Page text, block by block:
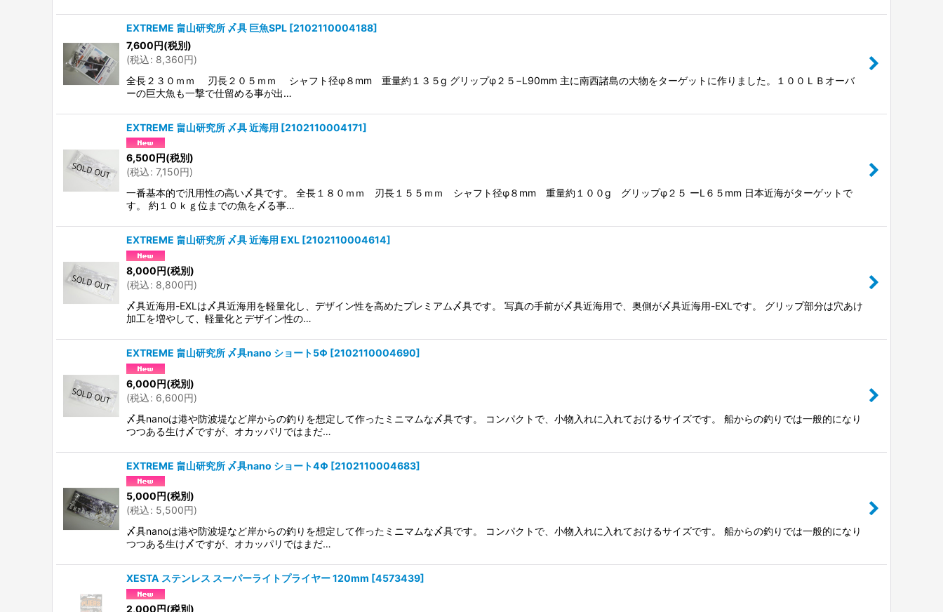
EXTREME 畠山研究所 〆具 巨魚SPL [2102110004188]
7,600円(税別)
(税込: 8,360円)
全長２３０ｍｍ 刃長２０５ｍｍ シャフト径φ８mm 重量約１３５g グリップφ２５−L90mm 主に南西諸島の大物をターゲットに作りました。１００ＬＢオーバ
ーの巨大魚も一撃で仕留める事が出…
EXTREME 畠山研究所 〆具 近海用 [2102110004171]
6,500円(税別)
(税込: 7,150円)
一番基本的で汎用性の高い〆具です。 全長１８０ｍｍ 刃長１５５ｍｍ シャフト径φ８mm 重量約１００g グリップφ２５ ーL６５mm 日本近海がターゲットで
す。 約１０ｋｇ位までの魚を〆る事…
EXTREME 畠山研究所 〆具 近海用 EXL [2102110004614]
8,000円(税別)
(税込: 8,800円)
〆具近海用-EXLは〆具近海用を軽量化し、デザイン性を高めたプレミアム〆具です。 写真の手前が〆具近海用で、奥側が〆具近海用-EXLです。 グリップ部分は穴あけ
加工を増やして、軽量化とデザイン性の…
EXTREME 畠山研究所 〆具nano ショート5Φ [2102110004690]
6,000円(税別)
(税込: 6,600円)
〆具nanoは港や防波堤など岸からの釣りを想定して作ったミニマムな〆具です。 コンパクトで、小物入れに入れておけるサイズです。 船からの釣りでは一般的になり
つつある生け〆ですが、オカッパリではまだ…
EXTREME 畠山研究所 〆具nano ショート4Φ [2102110004683]
5,000円(税別)
(税込: 5,500円)
〆具nanoは港や防波堤など岸からの釣りを想定して作ったミニマムな〆具です。 コンパクトで、小物入れに入れておけるサイズです。 船からの釣りでは一般的になり
つつある生け〆ですが、オカッパリではまだ…
XESTA ステンレス スーパーライトプライヤー 120mm [4573439]
2,000円(税別)